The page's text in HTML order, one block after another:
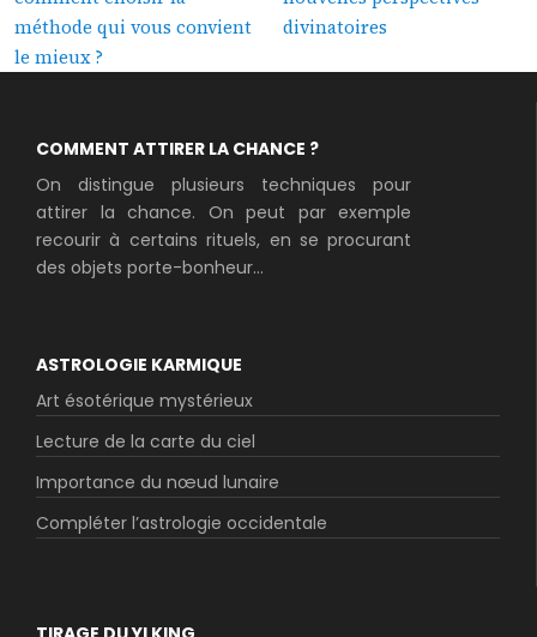
méthode qui vous convient
le mieux ?
divinatoires
COMMENT ATTIRER LA CHANCE ?
On distingue plusieurs techniques pour
attirer la chance. On peut par exemple
recourir à certains rituels, en se procurant
des objets porte-bonheur...
ASTROLOGIE KARMIQUE
Art ésotérique mystérieux
Lecture de la carte du ciel
Importance du nœud lunaire
Compléter l’astrologie occidentale